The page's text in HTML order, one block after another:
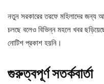
নতুন সরকারের তরফে মহিলাদের জন্য
চলছে বলেও বিভিন্ন মহলে খবর
নোটিশ প্রকাশ হয়নি।
গুরুত্বপূর্ণ সতর্কবার্তা